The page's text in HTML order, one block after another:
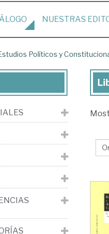
NUESTRAS
Políticos y
la